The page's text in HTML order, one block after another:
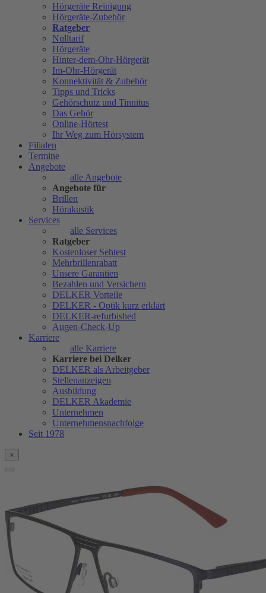
Hörgeräte Reinigung
Hörgeräte-Zubehör
Ratgeber
Nulltarif
Hörgeräte
Hinter-dem-Ohr-Hörgerät
Im-Ohr-Hörgerät
Konnektivität & Zubehör
Tipps und Tricks
Gehörschutz und Tinnitus
Das Gehör
Online-Hörtest
Ihr Weg zum Hörsystem
Filialen
Termine
Angebote
alle Angebote
Angebote für
Brillen
Hörakustik
Services
alle Services
Ratgeber
Kostenloser Sehtest
Mehrbrillenrabatt
Unsere Garantien
Bezahlen und Versichern
DELKER Vorteile
DELKER - Optik kurz erklärt
DELKER-refurbished
Augen-Check-Up
Karriere
alle Karriere
Karriere bei Delker
DELKER als Arbeitgeber
Stellenanzeigen
Ausbildung
DELKER Akademie
Unternehmen
Unternehmensnachfolge
Seit 1978
×